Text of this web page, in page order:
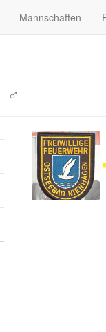
Mannschaften
♂